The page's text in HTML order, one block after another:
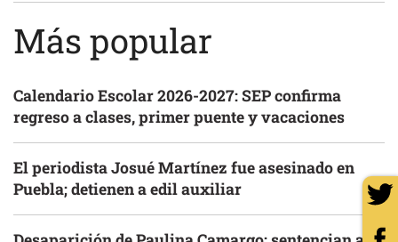
Más popular
Calendario Escolar 2026-2027: SEP confirma
regreso a clases, primer puente y vacaciones
El periodista Josué Martínez fue asesinado en
Puebla; detienen a edil auxiliar